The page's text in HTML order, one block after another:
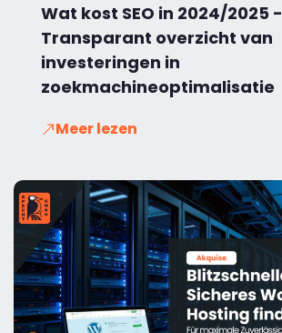
Wat kost SEO in 2024/2025 -
Transparant overzicht van
investeringen in
zoekmachineoptimalisatie
Meer lezen